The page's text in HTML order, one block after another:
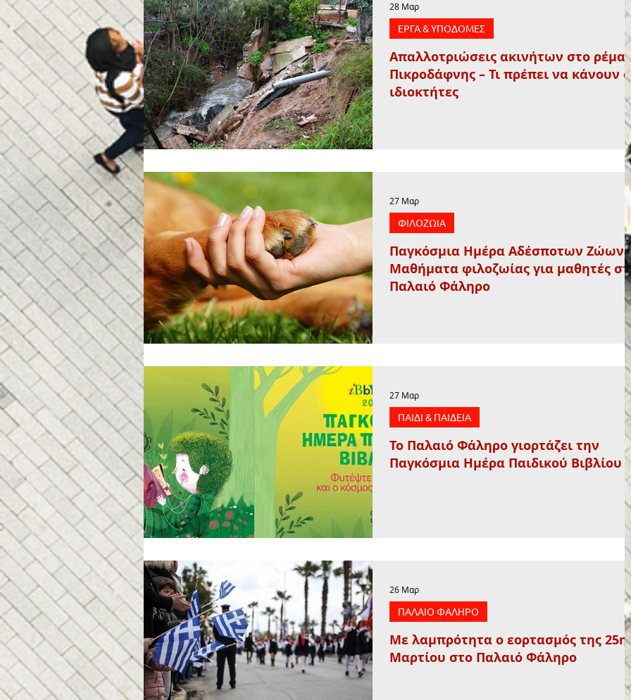
Απαλλοτριώσεις ακινήτων στο ρέμα
Πικροδάφνης – Τι πρέπει να κάνουν
ιδιοκτήτες
ΕΡΓΑ & ΥΠΟΔΟΜΕΣ
28 Μαρ
Παγκόσμια Ημέρα Αδέσποτων Ζώων:
Μαθήματα φιλοζωίας για μαθητές
Παλαιό Φάληρο
ΦΙΛΟΖΩΙΑ
27 Μαρ
Το Παλαιό Φάληρο γιορτάζει την
Παγκόσμια Ημέρα Παιδικού Βιβλίου
ΠΑΙΔΙ & ΠΑΙΔΕΙΑ
27 Μαρ
Με λαμπρότητα ο εορτασμός της
Μαρτίου στο Παλαιό Φάληρο
ΠΑΛΑΙΟ ΦΑΛΗΡΟ
26 Μαρ